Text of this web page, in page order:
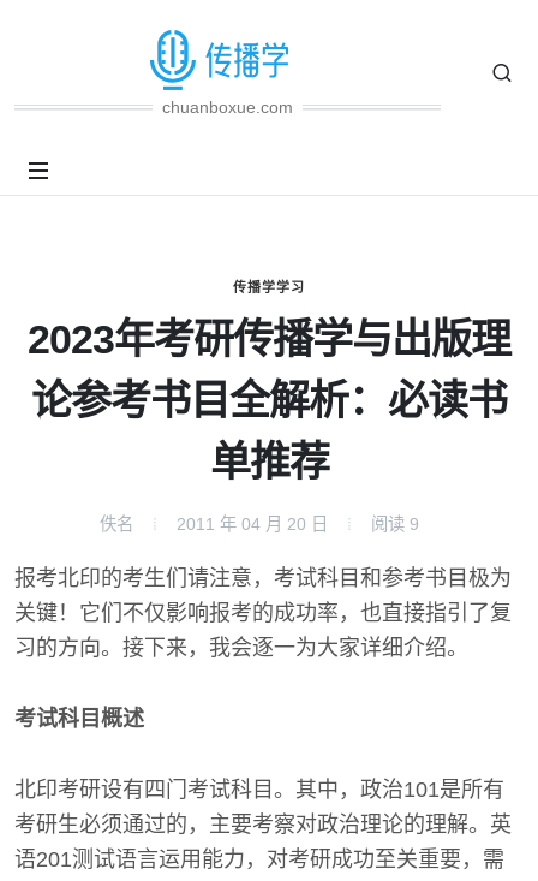
chuanboxue.com
传播学学习
2023年考研传播学与出版理
论参考书目全解析：必读书
单推荐
佚名 2011 年 04 月 20 日 阅读 9
报考北印的考生们请注意，考试科目和参考书目极为
关键！它们不仅影响报考的成功率，也直接指引了复
习的方向。接下来，我会逐一为大家详细介绍。
考试科目概述
北印考研设有四门考试科目。其中，政治101是所有
考研生必须通过的，主要考察对政治理论的理解。英
语201测试语言运用能力，对考研成功至关重要，需